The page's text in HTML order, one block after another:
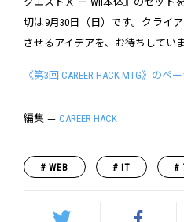
切は9月30日（日）です。クライ
させるアイデアを、お待ちしてい
《第3回 CAREER HACK MTG》のペ
編集 ＝ CAREER HACK
WEB IT